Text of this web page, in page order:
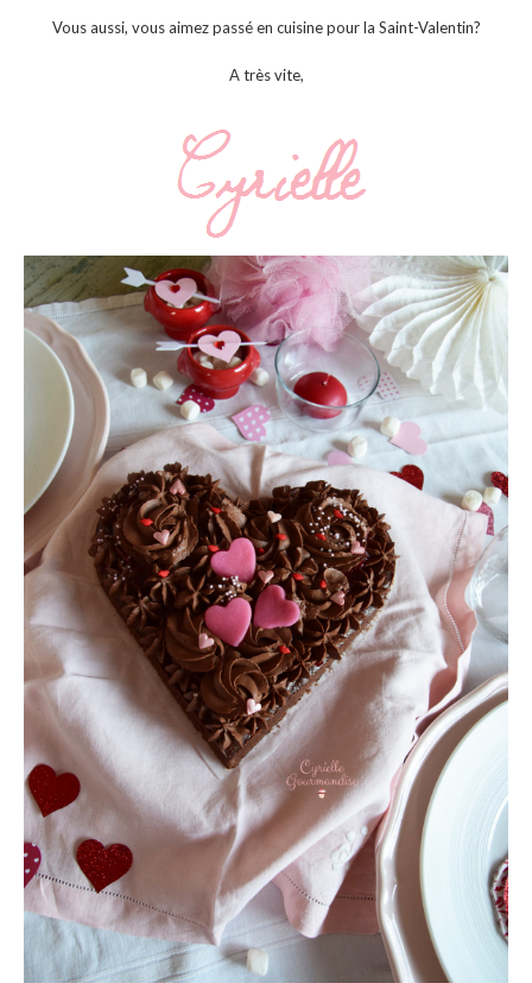
Vous aussi, vous aimez passé en cuisine pour la Saint-Valentin?
A très vite,